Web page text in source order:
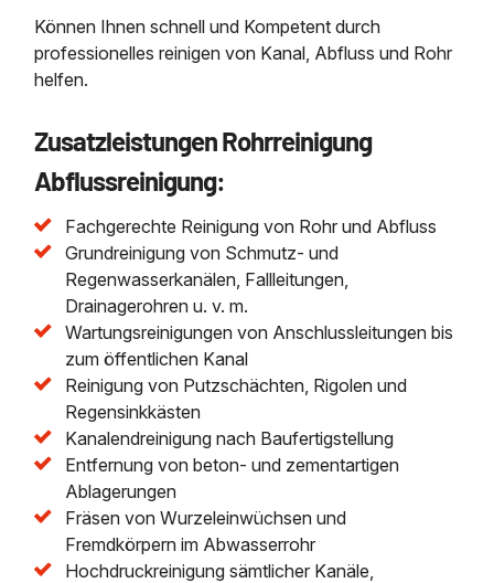
Können Ihnen schnell und Kompetent durch
professionelles reinigen von Kanal, Abfluss und Rohr
helfen.
Zusatzleistungen Rohrreinigung
Abflussreinigung:
Fachgerechte Reinigung von Rohr und Abfluss
Grundreinigung von Schmutz- und
Regenwasserkanälen, Fallleitungen,
Drainagerohren u. v. m.
Wartungsreinigungen von Anschlussleitungen bis
zum öffentlichen Kanal
Reinigung von Putzschächten, Rigolen und
Regensinkkästen
Kanalendreinigung nach Baufertigstellung
Entfernung von beton- und zementartigen
Ablagerungen
Fräsen von Wurzeleinwüchsen und
Fremdkörpern im Abwasserrohr
Hochdruckreinigung sämtlicher Kanäle,